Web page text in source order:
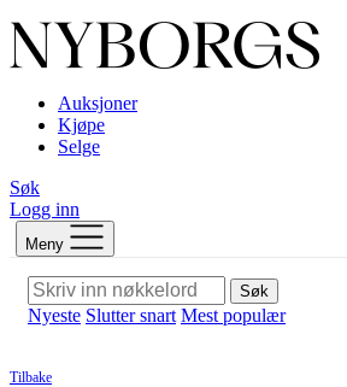
Auksjoner
Kjøpe
Selge
Søk
Logg inn
Meny
Søk
Nyeste Slutter snart Mest populær
Tilbake